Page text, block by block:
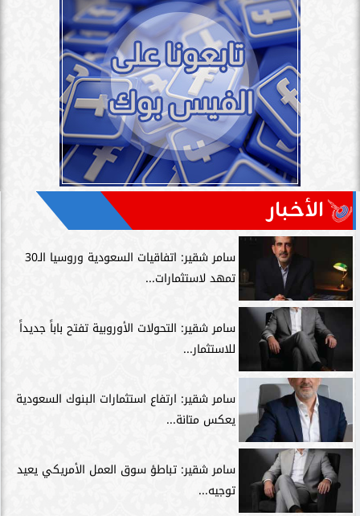
الأخبار
سامر شقير: اتفاقيات السعودية وروسيا الـ30
تمهد لاستثمارات...
سامر شقير: التحولات الأوروبية تفتح باباً جديداً
للاستثمار...
سامر شقير: ارتفاع استثمارات البنوك السعودية
يعكس متانة...
سامر شقير: تباطؤ سوق العمل الأمريكي يعيد
توجيه...